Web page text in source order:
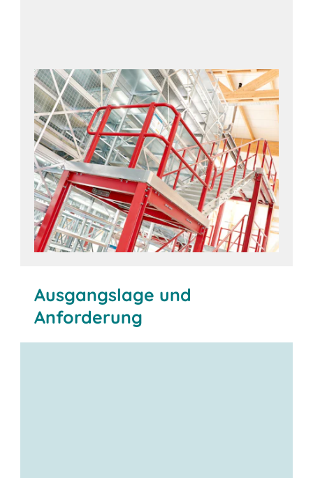
Ausgangslage und
Anforderung